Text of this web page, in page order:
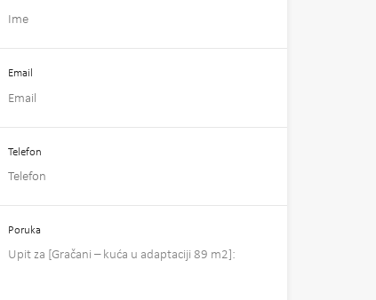
Email
Telefon
Poruka